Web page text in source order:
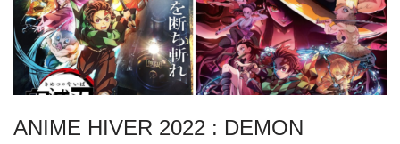
ANIME HIVER 2022 : DEMON